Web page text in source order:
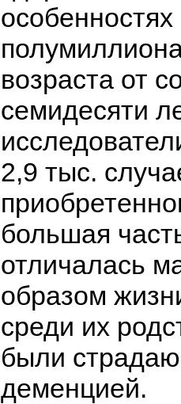
возраста от
семидесяти
2,9 тыс.
большая
отличалась
образом
среди их
были
деменцией.